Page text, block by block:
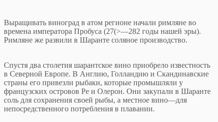
Выращивать виноград в атом регионе начали римляне во
времена императора Пробуса (27(>—282 годы нашей эры).
Римляне же развили в Шаранте соляное производство.
Спустя два столетия шарантское вино приобрело известность
в Северной Европе. В Англию, Голландию и Скандинавские
страны его привезли рыбаки, которые промышляли у
французских островов Ре и Олерон. Они закупали в Шаранте
соль для сохранения своей рыбы, а местное вино—для
непосредственного потребления в плавании.